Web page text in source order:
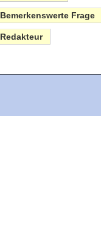
Bemerkenswerte Frage
Redakteur